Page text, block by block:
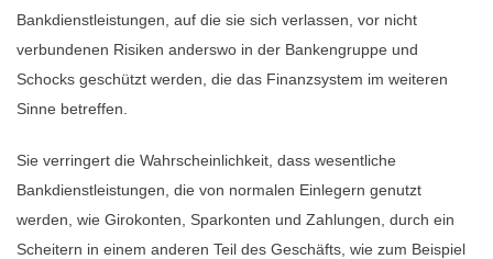
Bankdienstleistungen, auf die sie sich verlassen, vor nicht
verbundenen Risiken anderswo in der Bankengruppe und
Schocks geschützt werden, die das Finanzsystem im weiteren
Sinne betreffen.
Sie verringert die Wahrscheinlichkeit, dass wesentliche
Bankdienstleistungen, die von normalen Einlegern genutzt
werden, wie Girokonten, Sparkonten und Zahlungen, durch ein
Scheitern in einem anderen Teil des Geschäfts, wie zum Beispiel